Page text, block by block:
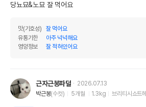
품명 및 모델명
로우즈 캣 96% 칠
156g 모아보기
당뇨묘&노묘 잘 먹어요
맛(기호성)
잘 먹어요
유통기한
아주 넉넉해요
영양정보
잘 적혀있어요
근자근봉파덜
2026.07.13
박근봉(수컷) 5개월 1.3kg 브리티시쇼트